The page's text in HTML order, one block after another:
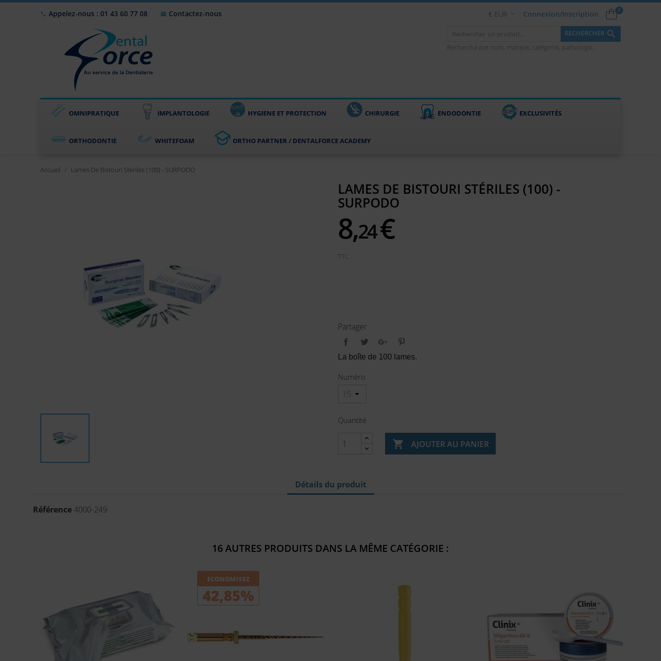
 Appelez-nous : 01 43 60 77 08  Contactez-nous € EUR  Connexion/Inscription 0
RECHERCHER 
Recherche par nom, marque, catégorie, pathologie...
OMNIPRATIQUE IMPLANTOLOGIE HYGIENE ET PROTECTION CHIRURGIE ENDODONTIE EXCLUSIVITÉS
ORTHODONTIE WHITEFOAM ORTHO PARTNER / DENTALFORCE ACADEMY
Accueil Lames De Bistouri Stériles (100) - SURPODO
LAMES DE BISTOURI STÉRILES (100) -
SURPODO
8,24€
TTC
Partager
La boîte de 100 lames.
Numéro
Quantité
 AJOUTER AU PANIER
Détails du produit
Référence4000-249
16 AUTRES PRODUITS DANS LA MÊME CATÉGORIE :
ECONOMISEZ
42,85%